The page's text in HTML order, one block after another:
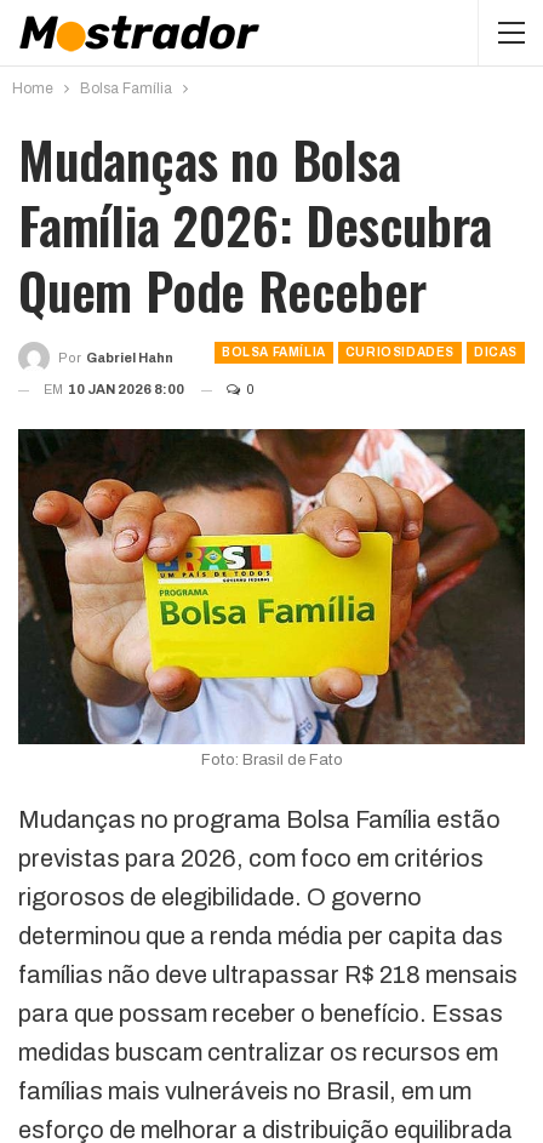
Home Bolsa Família
Mudanças no Bolsa
Família 2026: Descubra
Quem Pode Receber
BOLSA FAMÍLIA CURIOSIDADES DICAS
Por Gabriel Hahn
EM 10 JAN 2026 8:00 0
Foto: Brasil de Fato
Mudanças no programa Bolsa Família estão
previstas para 2026, com foco em critérios
rigorosos de elegibilidade. O governo
determinou que a renda média per capita das
famílias não deve ultrapassar R$ 218 mensais
para que possam receber o benefício. Essas
medidas buscam centralizar os recursos em
famílias mais vulneráveis no Brasil, em um
esforço de melhorar a distribuição equilibrada